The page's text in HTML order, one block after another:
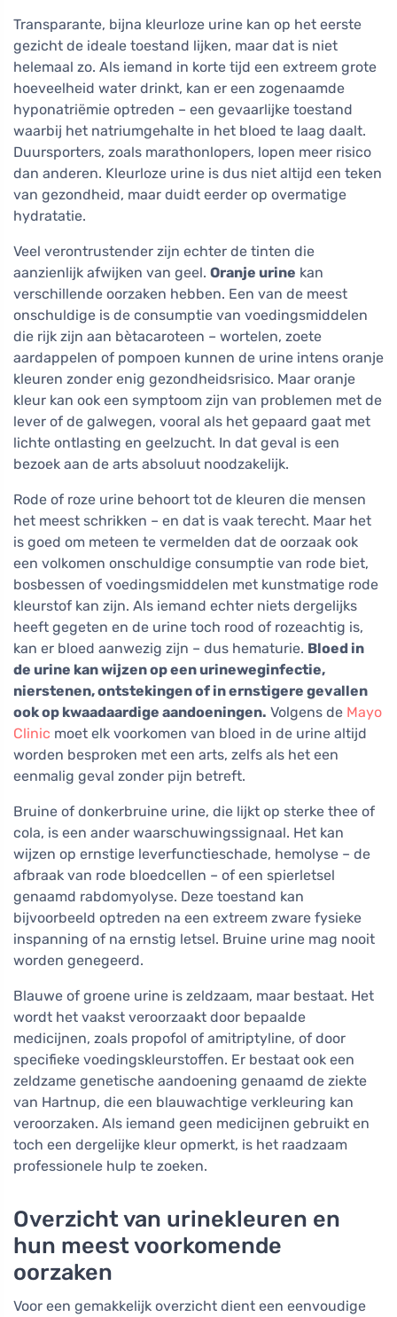
Transparante, bijna kleurloze urine kan op het eerste
gezicht de ideale toestand lijken, maar dat is niet
helemaal zo. Als iemand in korte tijd een extreem grote
hoeveelheid water drinkt, kan er een zogenaamde
hyponatriëmie optreden – een gevaarlijke toestand
waarbij het natriumgehalte in het bloed te laag daalt.
Duursporters, zoals marathonlopers, lopen meer risico
dan anderen. Kleurloze urine is dus niet altijd een teken
van gezondheid, maar duidt eerder op overmatige
hydratatie.
Veel verontrustender zijn echter de tinten die
aanzienlijk afwijken van geel. Oranje urine kan
verschillende oorzaken hebben. Een van de meest
onschuldige is de consumptie van voedingsmiddelen
die rijk zijn aan bètacaroteen – wortelen, zoete
aardappelen of pompoen kunnen de urine intens oranje
kleuren zonder enig gezondheidsrisico. Maar oranje
kleur kan ook een symptoom zijn van problemen met de
lever of de galwegen, vooral als het gepaard gaat met
lichte ontlasting en geelzucht. In dat geval is een
bezoek aan de arts absoluut noodzakelijk.
Rode of roze urine behoort tot de kleuren die mensen
het meest schrikken – en dat is vaak terecht. Maar het
is goed om meteen te vermelden dat de oorzaak ook
een volkomen onschuldige consumptie van rode biet,
bosbessen of voedingsmiddelen met kunstmatige rode
kleurstof kan zijn. Als iemand echter niets dergelijks
heeft gegeten en de urine toch rood of rozeachtig is,
kan er bloed aanwezig zijn – dus hematurie. Bloed in
de urine kan wijzen op een urineweginfectie,
nierstenen, ontstekingen of in ernstigere gevallen
ook op kwaadaardige aandoeningen. Volgens de Mayo
Clinic moet elk voorkomen van bloed in de urine altijd
worden besproken met een arts, zelfs als het een
eenmalig geval zonder pijn betreft.
Bruine of donkerbruine urine, die lijkt op sterke thee of
cola, is een ander waarschuwingssignaal. Het kan
wijzen op ernstige leverfunctieschade, hemolyse – de
afbraak van rode bloedcellen – of een spierletsel
genaamd rabdomyolyse. Deze toestand kan
bijvoorbeeld optreden na een extreem zware fysieke
inspanning of na ernstig letsel. Bruine urine mag nooit
worden genegeerd.
Blauwe of groene urine is zeldzaam, maar bestaat. Het
wordt het vaakst veroorzaakt door bepaalde
medicijnen, zoals propofol of amitriptyline, of door
specifieke voedingskleurstoffen. Er bestaat ook een
zeldzame genetische aandoening genaamd de ziekte
van Hartnup, die een blauwachtige verkleuring kan
veroorzaken. Als iemand geen medicijnen gebruikt en
toch een dergelijke kleur opmerkt, is het raadzaam
professionele hulp te zoeken.
Overzicht van urinekleuren en
hun meest voorkomende
oorzaken
Voor een gemakkelijk overzicht dient een eenvoudige